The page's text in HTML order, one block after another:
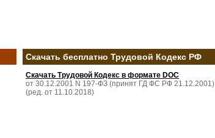
Скачать бесплатно Трудовой Кодекс РФ
Скачать Трудовой Кодекс в формате DOC
от 30.12.2001 N 197-ФЗ (принят ГД ФС РФ 21.12.2001)
(ред. от 11.10.2018)